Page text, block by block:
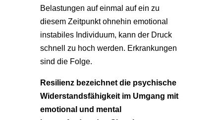
Belastungen auf einmal auf ein zu
diesem Zeitpunkt ohnehin emotional
instabiles Individuum, kann der Druck
schnell zu hoch werden. Erkrankungen
sind die Folge.
Resilienz bezeichnet die psychische
Widerstandsfähigkeit im Umgang mit
emotional und mental